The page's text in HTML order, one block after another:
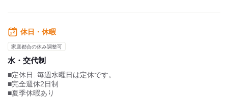
0】
■ちょっとゆっくり出勤の【9:00 - 18:00】
など、さまざまな働き方がございます。
休日・休暇
家庭都合の休み調整可
水・交代制
■定休日: 毎週水曜日は定休です。
■完全週休2日制
■夏季休暇あり